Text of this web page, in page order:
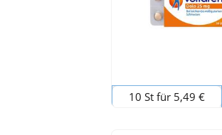
10 St für 5,49 €